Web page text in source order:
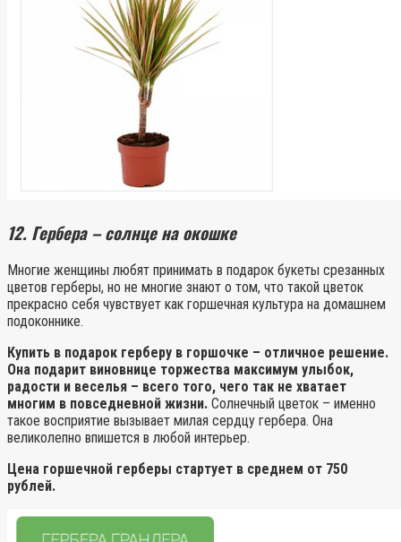
12. Гербера – солнце на окошке
Многие женщины любят принимать в подарок букеты срезанных
цветов герберы, но не многие знают о том, что такой цветок
прекрасно себя чувствует как горшечная культура на домашнем
подоконнике.
Купить в подарок герберу в горшочке – отличное решение.
Она подарит виновнице торжества максимум улыбок,
радости и веселья – всего того, чего так не хватает
многим в повседневной жизни. Солнечный цветок – именно
такое восприятие вызывает милая сердцу гербера. Она
великолепно впишется в любой интерьер.
Цена горшечной герберы стартует в среднем от 750
рублей.